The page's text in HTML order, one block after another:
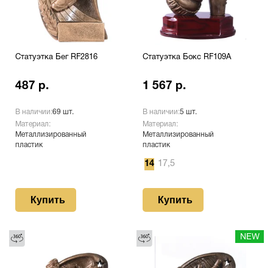
Статуэтка Бег RF2816
487 р.
В наличии:69 шт.
Материал:
Металлизированный
пластик
Купить
Статуэтка Бокс RF109A
1 567 р.
В наличии:5 шт.
Материал:
Металлизированный
пластик
14 17,5
Купить
NEW